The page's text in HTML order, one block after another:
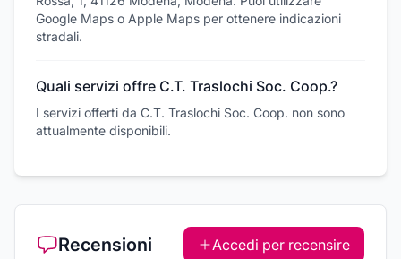
Google Maps o Apple Maps per ottenere indicazioni
stradali.
Quali servizi offre C.T. Traslochi Soc. Coop.?
I servizi offerti da C.T. Traslochi Soc. Coop. non sono
attualmente disponibili.
Recensioni Accedi per recensire